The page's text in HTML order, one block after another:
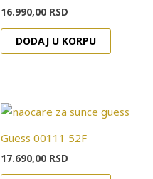
16.990,00 RSD
DODAJ U KORPU
Guess 00111 52F
17.690,00 RSD